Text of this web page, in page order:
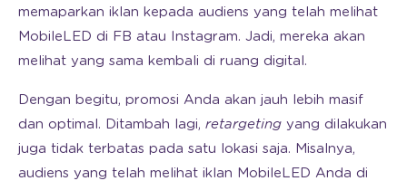
memaparkan iklan kepada audiens yang telah melihat
MobileLED di FB atau Instagram. Jadi, mereka akan
melihat yang sama kembali di ruang digital.
Dengan begitu, promosi Anda akan jauh lebih masif
dan optimal. Ditambah lagi, retargeting yang dilakukan
juga tidak terbatas pada satu lokasi saja. Misalnya,
audiens yang telah melihat iklan MobileLED Anda di